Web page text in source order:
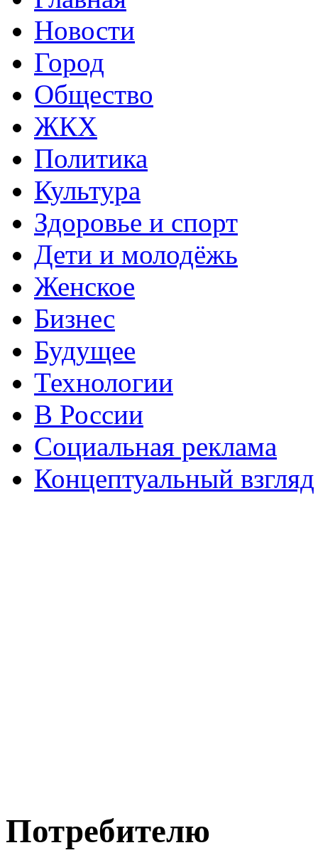
Новости
Город
Общество
ЖКХ
Политика
Культура
Здоровье и спорт
Дети и молодёжь
Женское
Бизнес
Будущее
Технологии
В России
Социальная реклама
Концептуальный взгляд
Потребителю